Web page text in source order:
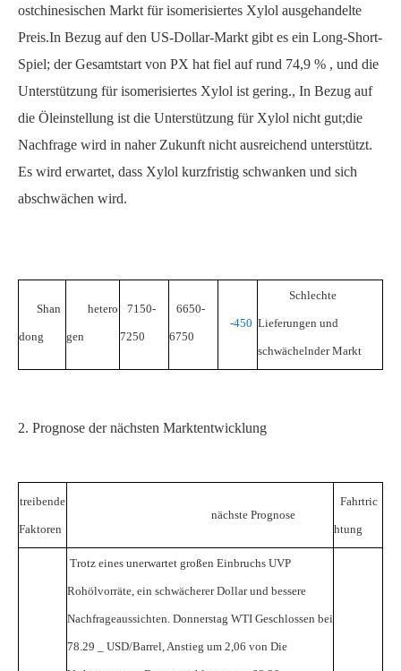
ostchinesischen Markt für isomerisiertes Xylol ausgehandelte
Preis.In Bezug auf den US-Dollar-Markt gibt es ein Long-Short-
Spiel; der Gesamtstart von PX hat fiel auf rund 74,9 % , und die
Unterstützung für isomerisiertes Xylol ist gering., In Bezug auf
die Öleinstellung ist die Unterstützung für Xylol nicht gut;die
Nachfrage wird in naher Zukunft nicht ausreichend unterstützt.
Es wird erwartet, dass Xylol kurzfristig schwanken und sich
abschwächen wird.
Shan
dong
hetero
gen
7150-
7250
6650-
6750
-450
Schlechte
Lieferungen und
schwächelnder Markt
2. Prognose der nächsten Marktentwicklung
treibende
Faktoren
nächste Prognose
Fahrtric
htung
Trotz eines unerwartet großen Einbruchs UVP
Rohölvorräte, ein schwächerer Dollar und bessere
Nachfrageaussichten. Donnerstag WTI Geschlossen bei
78.29 USD/Barrel, Anstieg um 2,06 von Die